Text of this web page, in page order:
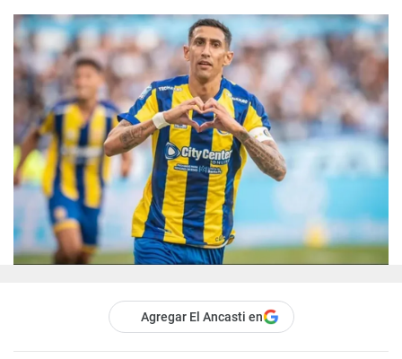
Agregar El Ancasti en